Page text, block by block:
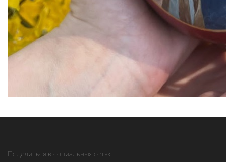
Поделиться в социальных сетях